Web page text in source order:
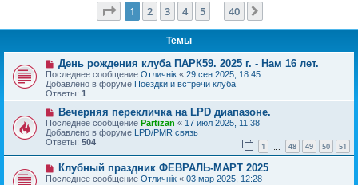
Страница из 40
1 2 3 4 5 40
Темы
Н
о
в
о
е
с
о
о
б
щ
е
н
и
День рождения клуба ПАРК59. 2025 г. - Нам 16 лет.
Последнее сообщение Отличнiк « 29 сен 2025, 18:45
Добавлено в форуме Поездки и встречи клуба
Ответы: 1
Н
о
в
о
е
с
о
Вечерняя перекличка на LPD диапазоне.
Последнее сообщение Partizan « 17 июл 2025, 11:38
Добавлено в форуме LPD/PMR связь
Ответы: 504 1 48 49 50 51
Н
о
Клубный праздник ФЕВРАЛЬ-МАРТ 2025
Последнее сообщение Отличнiк « 03 мар 2025, 12:28